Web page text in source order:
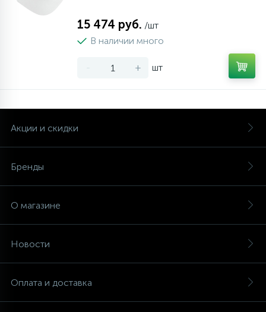
15 474 руб. /шт
В наличии много
- + шт
Акции и скидки
Бренды
О магазине
Новости
Оплата и доставка